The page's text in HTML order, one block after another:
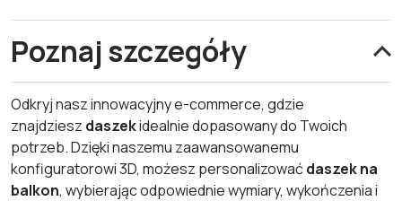
Poznaj szczegóły
Odkryj nasz innowacyjny e-commerce, gdzie
znajdziesz daszekidealnie dopasowany do Twoich
potrzeb. Dzięki naszemu zaawansowanemu
konfiguratorowi 3D, możesz personalizowaćdaszek na
balkon, wybierając odpowiednie wymiary, wykończenia i